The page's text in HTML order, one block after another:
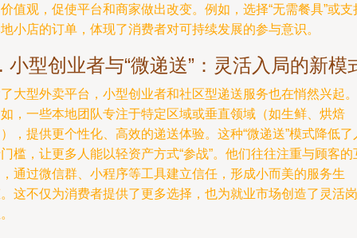
值观，促使平台和商家做出改变。例如，选择“无需餐具”或支
小店的订单，体现了消费者对可持续发展的参与意识。
小型创业者与“微递送”：灵活入局的新模
大型外卖平台，小型创业者和社区型递送服务也在悄然兴起。
，一些本地团队专注于特定区域或垂直领域（如生鲜、烘焙
，提供更个性化、高效的递送体验。这种“微递送”模式降低了
槛，让更多人能以轻资产方式“参战”。他们往往注重与顾客的
通过微信群、小程序等工具建立信任，形成小而美的服务生
这不仅为消费者提供了更多选择，也为就业市场创造了灵活岗